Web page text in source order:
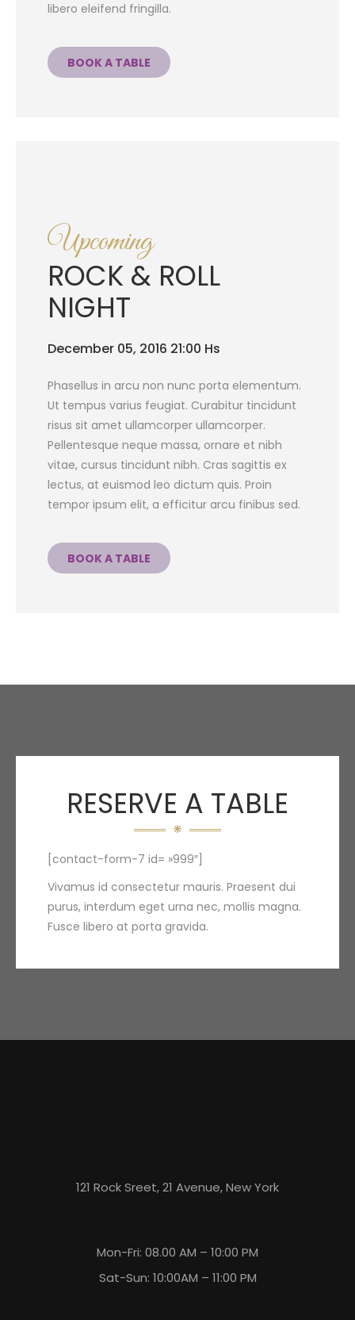
libero eleifend fringilla.
BOOK A TABLE
Upcoming
ROCK & ROLL
NIGHT
December 05, 2016 21:00 Hs
Phasellus in arcu non nunc porta elementum.
Ut tempus varius feugiat. Curabitur tincidunt
risus sit amet ullamcorper ullamcorper.
Pellentesque neque massa, ornare et nibh
vitae, cursus tincidunt nibh. Cras sagittis ex
lectus, at euismod leo dictum quis. Proin
tempor ipsum elit, a efficitur arcu finibus sed.
BOOK A TABLE
RESERVE A TABLE
[contact-form-7 id= »999″]
Vivamus id consectetur mauris. Praesent dui
purus, interdum eget urna nec, mollis magna.
Fusce libero at porta gravida.
121 Rock Sreet, 21 Avenue, New York
Mon-Fri: 08.00 AM – 10:00 PM
Sat-Sun: 10:00AM – 11:00 PM